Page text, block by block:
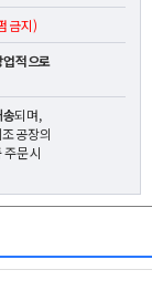
금지)
업적으로
송되며,
공장의
문 시